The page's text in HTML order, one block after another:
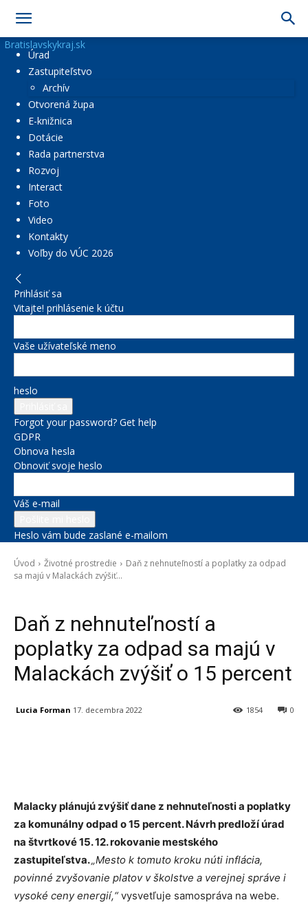
Bratislavskykraj.sk
Úrad
Zastupiteľstvo
Archív
Otvorená župa
E-knižnica
Dotácie
Rada partnerstva
Rozvoj
Interact
Foto
Video
Kontakty
Voľby do VÚC 2026
Prihlásiť sa
Vitajte! prihlásenie k účtu
Vaše užívateľské meno
heslo
Forgot your password? Get help
GDPR
Obnova hesla
Obnoviť svoje heslo
Váš e-mail
Heslo vám bude zaslané e-mailom
Úvod Životné prostredie
Daň z nehnuteľností a poplatky za odpad
sa majú v Malackách zvýšiť...
Daň z nehnuteľností a
poplatky za odpad sa majú v
Malackách zvýšiť o 15 percent
Lucia Forman 17. decembra 2022 0
1854
Malacky plánujú zvýšiť dane z nehnuteľnosti a poplatky
za komunálny odpad o 15 percent. Návrh predloží úrad
na štvrtkové 15. 12. rokovanie mestského
zastupiteľstva.„Mesto k tomuto kroku núti inflácia,
povinné zvyšovanie platov v školstve a verejnej správe i
vysoké ceny energií,“vysvetľuje samospráva na webe.